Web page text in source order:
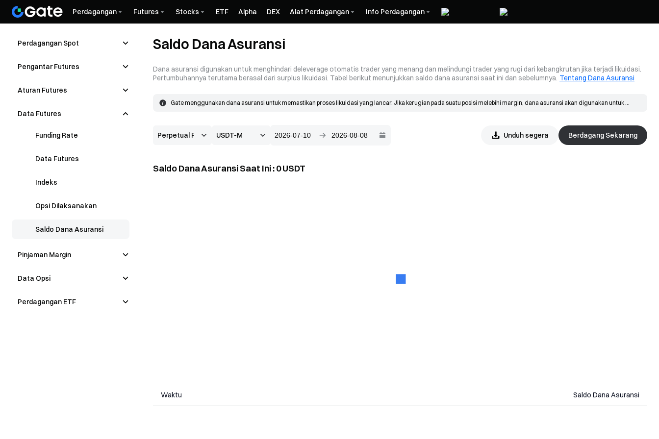
Perdagangan Futures Stocks ETF Alpha DEX Alat Perdagangan Info Perdagangan
Perdagangan Spot
Pengantar Futures
Aturan Futures
Data Futures
Funding Rate
Data Futures
Indeks
Opsi Dilaksanakan
Saldo Dana Asuransi
Pinjaman Margin
Data Opsi
Perdagangan ETF
Saldo Dana Asuransi
Dana asuransi digunakan untuk menghindari deleverage otomatis trader yang menang dan melindungi trader yang rugi dari kebangkrutan jika terjadi likuidasi.
Pertumbuhannya terutama berasal dari surplus likuidasi. Tabel berikut menunjukkan saldo dana asuransi saat ini dan sebelumnya. Tentang Dana Asuransi
Gate menggunakan dana asuransi untuk memastikan proses likuidasi yang lancar. Jika kerugian pada suatu posisi melebihi margin, dana asuransi akan digunakan untuk
Unduh segera Berdagang Sekarang
Saldo Dana Asuransi Saat Ini:0USDT
Waktu Saldo Dana Asuransi